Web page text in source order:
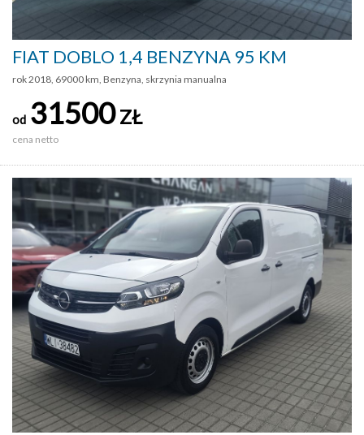
FIAT DOBLO 1,4 BENZYNA 95 KM
rok 2018, 69000 km, Benzyna, skrzynia manualna
od 31500ZŁ
cena netto